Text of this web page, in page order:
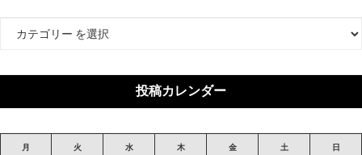
リ
投稿カレンダー
月 火 水 木 金 土 日